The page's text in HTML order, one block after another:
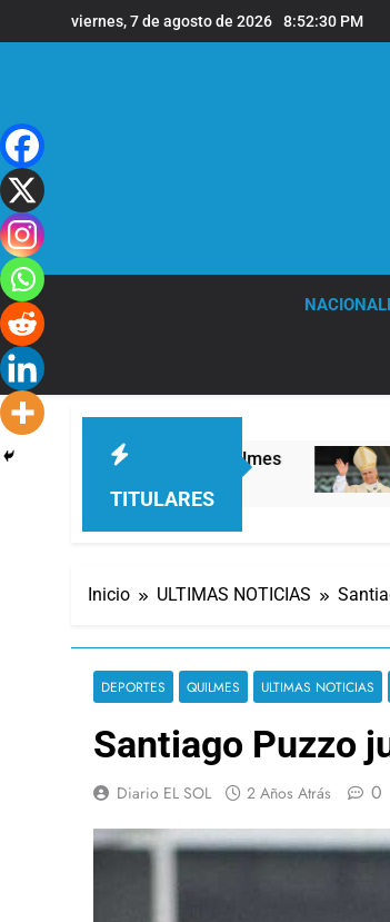
al
viernes, 7 de agosto de 2026 8:52:31 PM
TITULARES
la sede de Quilmes La
3 Horas
Inicio ULTIMAS NOTICIAS
DEPORTES QUILMES ULTIMAS NOTICIAS
Santiago Puzzo
Diario EL SOL 2 Años Atrás 0